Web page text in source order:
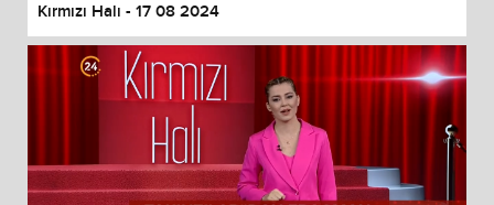
Kırmızı Halı - 17 08 2024